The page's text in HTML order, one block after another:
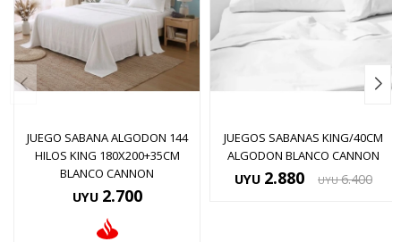
JUEGO SABANA ALGODON 144
HILOS KING 180X200+35CM
BLANCO CANNON
UYU 2.700
JUEGOS SABANAS KING/40CM
ALGODON BLANCO CANNON
UYU 2.880 UYU 6.400